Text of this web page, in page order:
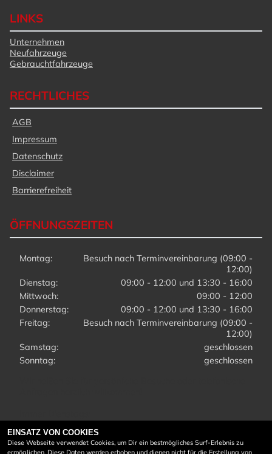
LINKS
Unternehmen
Neufahrzeuge
Gebrauchtfahrzeuge
RECHTLICHES
AGB
Impressum
Datenschutz
Disclaimer
Barrierefreiheit
ÖFFNUNGSZEITEN
Montag:
Besuch nach Terminvereinbarung (09:00 -
12:00)
Dienstag:
09:00 - 12:00 und 13:30 - 16:00
Mittwoch:
09:00 - 12:00
Donnerstag:
09:00 - 12:00 und 13:30 - 16:00
Freitag:
Besuch nach Terminvereinbarung (09:00 -
12:00)
Samstag:
geschlossen
Sonntag:
geschlossen
13:30 - 16:00 Uhr
EINSATZ VON COOKIES
Diese Webseite verwendet Cookies, um Dir ein bestmögliches Surf-Erlebnis zu
ermöglichen. Diese Daten werden erhoben und dienen nicht für die Erstellung von